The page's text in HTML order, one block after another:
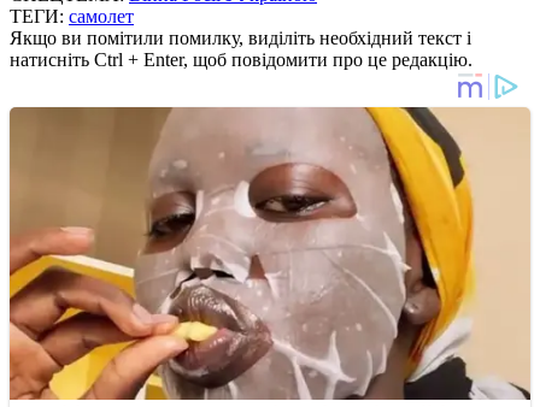
ТЕГИ: самолет
Якщо ви помітили помилку, виділіть необхідний текст і
натисніть Ctrl + Enter, щоб повідомити про це редакцію.